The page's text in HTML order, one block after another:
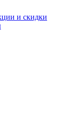
и скидки